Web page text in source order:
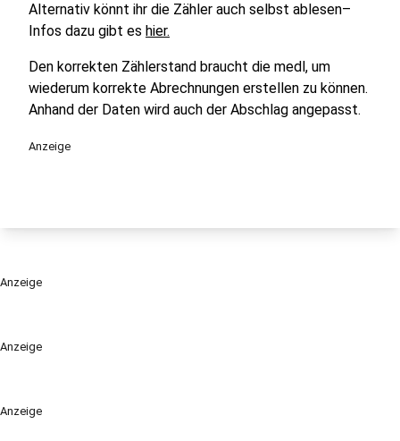
Anzeige
Anzeige
Alternativ könnt ihr die Zähler auch selbst ablesen–
Infos dazu gibt es hier.
Den korrekten Zählerstand braucht die medl, um
wiederum korrekte Abrechnungen erstellen zu können.
Anhand der Daten wird auch der Abschlag angepasst.
Anzeige
Anzeige